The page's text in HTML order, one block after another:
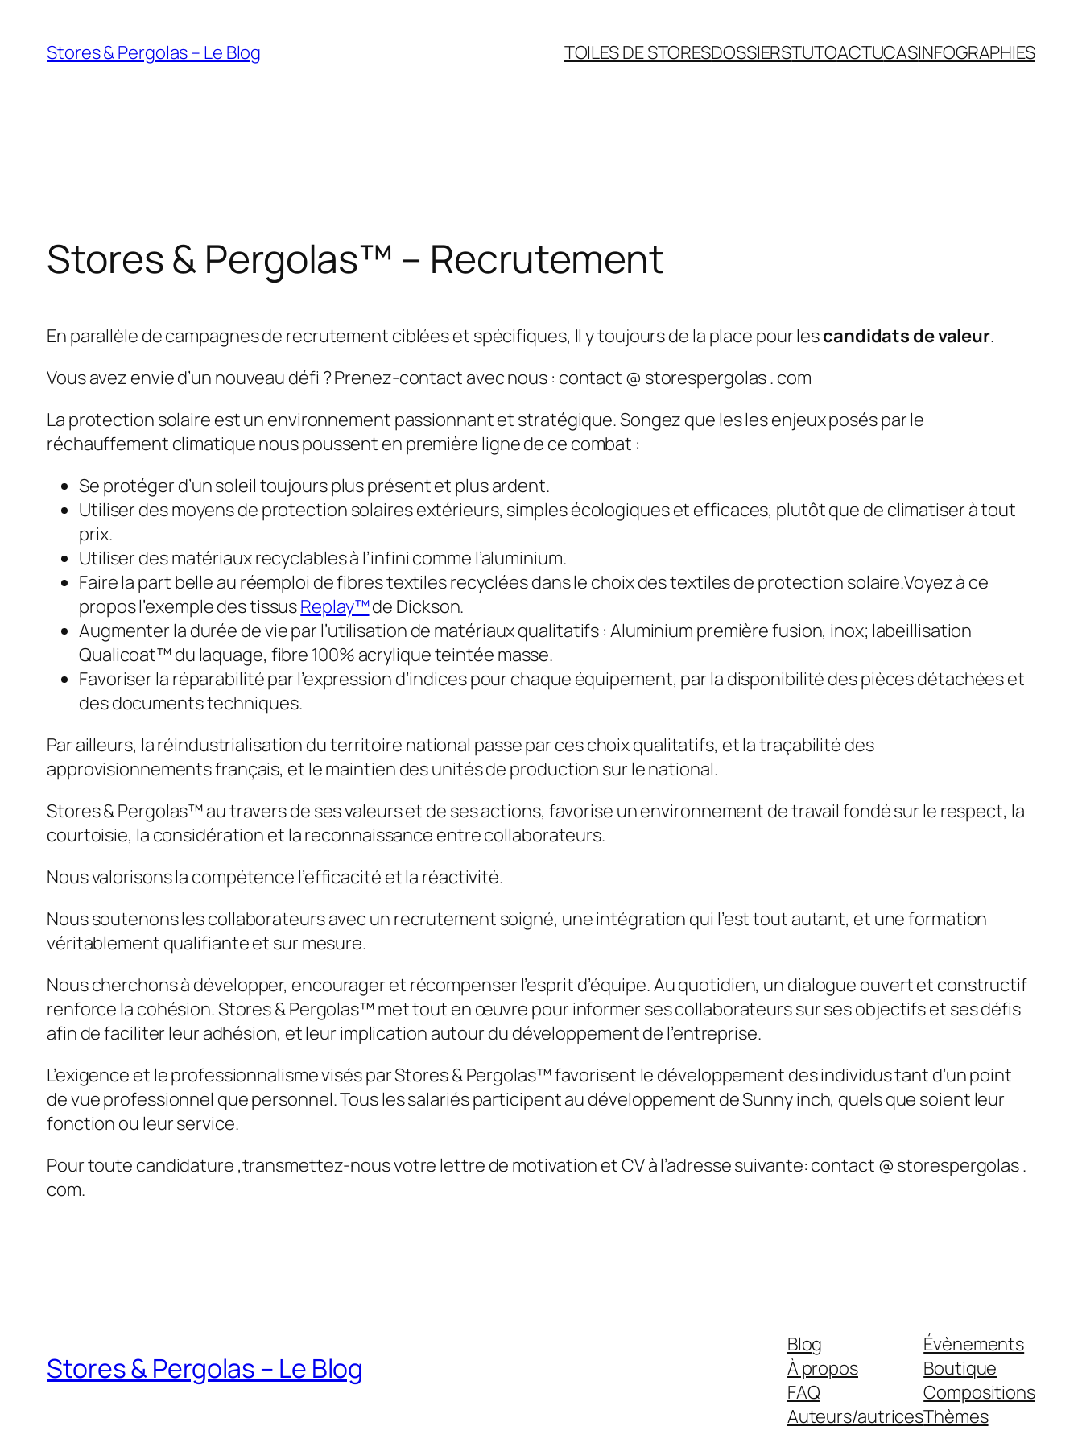
contenu
Stores & Pergolas – Le Blog TOILES DE STORESDOSSIERSTUTOACTUCASINFOGRAPHIES
Stores & Pergolas™ – Recrutement
En parallèle de campagnes de recrutement ciblées et spécifiques, Il y toujours de la place pour lescandidats de valeur.
Vous avez envie d’un nouveau défi ? Prenez-contact avec nous : contact @ storespergolas . com
La protection solaire est un environnement passionnant et stratégique. Songez que les les enjeux posés par le
réchauffement climatique nous poussent en première ligne de ce combat :
Se protéger d’un soleil toujours plus présent et plus ardent.
Utiliser des moyens de protection solaires extérieurs, simples écologiques et efficaces, plutôt que de climatiser à tout
prix.
Utiliser des matériaux recyclables à l’infini comme l’aluminium.
Faire la part belle au réemploi de fibres textiles recyclées dans le choix des textiles de protection solaire.Voyez à ce
propos l’exemple des tissusReplay™de Dickson.
Augmenter la durée de vie par l’utilisation de matériaux qualitatifs : Aluminium première fusion, inox; labeillisation
Qualicoat™ du laquage, fibre 100% acrylique teintée masse.
Favoriser la réparabilité par l’expression d’indices pour chaque équipement, par la disponibilité des pièces détachées et
des documents techniques.
Par ailleurs, la réindustrialisation du territoire national passe par ces choix qualitatifs, et la traçabilité des
approvisionnements français, et le maintien des unités de production sur le national.
Stores & Pergolas™ au travers de ses valeurs et de ses actions, favorise un environnement de travail fondé sur le respect, la
courtoisie, la considération et la reconnaissance entre collaborateurs.
Nous valorisons la compétence l’efficacité et la réactivité.
Nous soutenons les collaborateurs avec un recrutement soigné, une intégration qui l’est tout autant, et une formation
véritablement qualifiante et sur mesure.
Nous cherchons à développer, encourager et récompenser l’esprit d’équipe. Au quotidien, un dialogue ouvert et constructif
renforce la cohésion. Stores & Pergolas™ met tout en œuvre pour informer ses collaborateurs sur ses objectifs et ses défis
afin de faciliter leur adhésion, et leur implication autour du développement de l’entreprise.
L’exigence et le professionnalisme visés par Stores & Pergolas™ favorisent le développement des individus tant d’un point
de vue professionnel que personnel. Tous les salariés participent au développement de Sunny inch, quels que soient leur
fonction ou leur service.
Pour toute candidature ,transmettez-nous votre lettre de motivation et CV à l’adresse suivante: contact @ storespergolas .
com.
Stores & Pergolas – Le Blog
Blog
À propos
FAQ
Auteurs/autrices
Évènements
Boutique
Compositions
Thèmes